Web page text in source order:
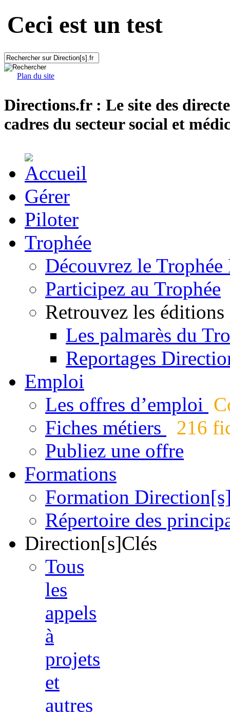
Ceci est un test
Plan du site
Directions.fr : Le site des
cadres du secteur social et
Gérer
Piloter
Trophée
Découvrez le
Participez au Trophée
Retrouvez les éditions
Les palmarès du
Reportages
Emploi
Les offres d’emploi
Fiches métiers
216
Publiez une offre
Formations
Formation
Répertoire des
Direction[s]Clés
Tous
les
appels
à
projets
et
autres